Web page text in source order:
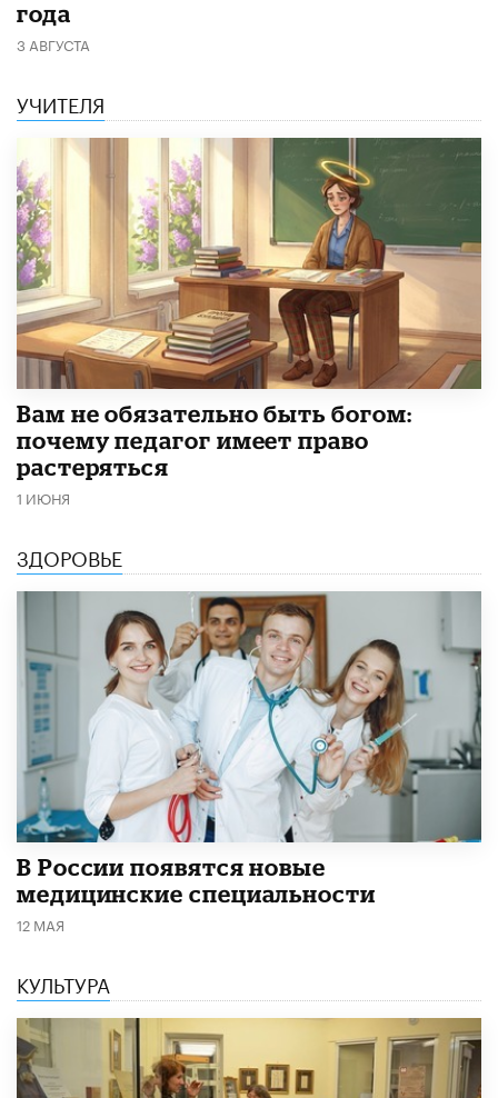
года
3 АВГУСТА
УЧИТЕЛЯ
​Вам не обязательно быть богом:
почему педагог имеет право
растеряться
1 ИЮНЯ
ЗДОРОВЬЕ
В России появятся новые
медицинские специальности
12 МАЯ
КУЛЬТУРА